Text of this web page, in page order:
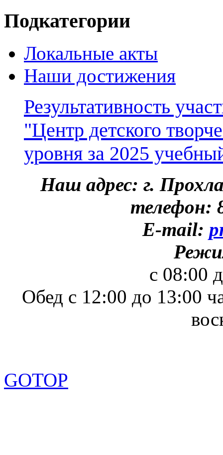
Подкатегории
Локальные акты
Наши достижения
Результативность
"Центр детского
уровня за 2025
Наш адрес: г.
телефон:
E-mail:
с 08:00
Обед с 12:00 до 13:00
GOTOP